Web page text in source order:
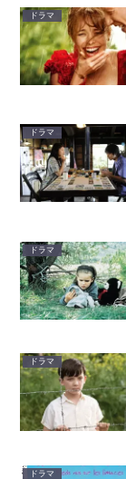
ドラマ
ドラマ
ドラマ
ドラマ
ドラマ